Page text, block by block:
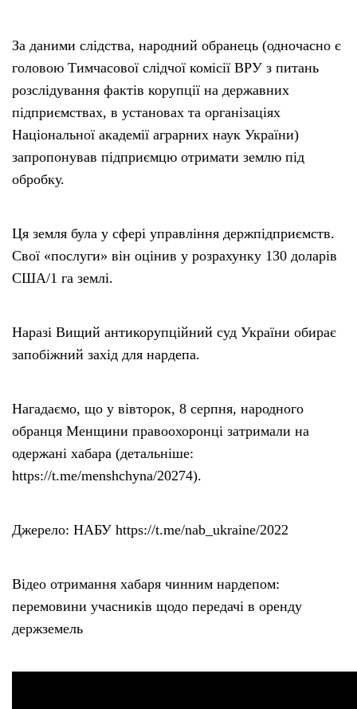
За даними слідства, народний обранець (одночасно є
головою Тимчасової слідчої комісії ВРУ з питань
розслідування фактів корупції на державних
підприємствах, в установах та організаціях
Національної академії аграрних наук України)
запропонував підприємцю отримати землю під
обробку.
Ця земля була у сфері управління держпідприємств.
Свої «послуги» він оцінив у розрахунку 130 доларів
США/1 га землі.
Наразі Вищий антикорупційний суд України обирає
запобіжний захід для нардепа.
Нагадаємо, що у вівторок, 8 серпня, народного
обранця Менщини правоохоронці затримали на
одержані хабара (детальніше:
https://t.me/menshchyna/20274).
Джерело: НАБУ https://t.me/nab_ukraine/2022
Відео отримання хабаря чинним нардепом:
перемовини учасників щодо передачі в оренду
держземель